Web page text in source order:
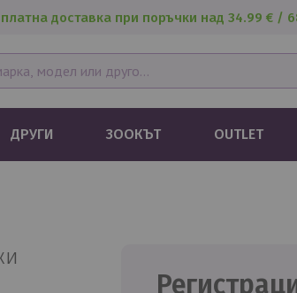
доставка при поръчки над 34.99 € /
ДРУГИ ЗООКЪТ OUTLET